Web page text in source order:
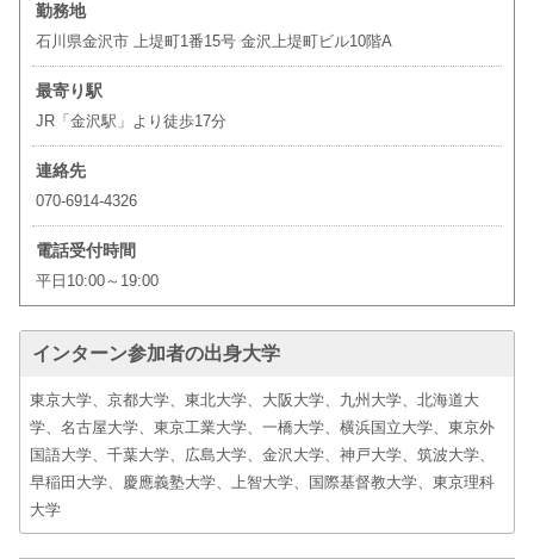
勤務地
石川県金沢市 上堤町1番15号 金沢上堤町ビル10階A
最寄り駅
JR「金沢駅」より徒歩17分
連絡先
070-6914-4326
電話受付時間
平日10:00～19:00
インターン参加者の出身大学
東京大学、京都大学、東北大学、大阪大学、九州大学、北海道大
学、名古屋大学、東京工業大学、一橋大学、横浜国立大学、東京外
国語大学、千葉大学、広島大学、金沢大学、神戸大学、筑波大学、
早稲田大学、慶應義塾大学、上智大学、国際基督教大学、東京理科
大学